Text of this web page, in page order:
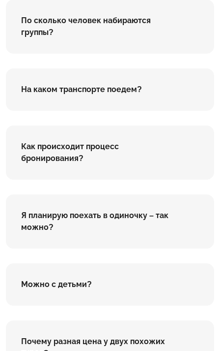
По сколько человек набираются
группы?
На каком транспорте поедем?
Как происходит процесс
бронирования?
Я планирую поехать в одиночку – так
можно?
Можно с детьми?
Почему разная цена у двух похожих